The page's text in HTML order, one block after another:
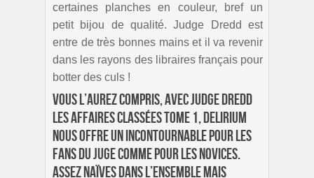
certaines planches en couleur, bref un
petit bijou de qualité. Judge Dredd est
entre de très bonnes mains et il va revenir
dans les rayons des libraires français pour
botter des culs !
Vous l’aurez compris, avec Judge Dredd
Les affaires classées Tome 1, Delirium
nous offre un incontournable pour les
fans du juge comme pour les novices.
Assez naïves dans l’ensemble mais